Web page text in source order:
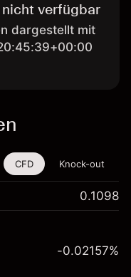
verfügbar
dargestellt mit
für das Traden
Verfügung.
CFD Knock-out
0.1098
-0.02157%